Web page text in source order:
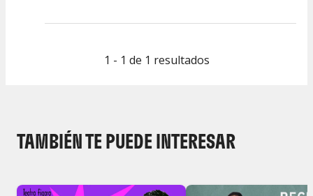
1 - 1 de 1 resultados
TAMBIÉN TE PUEDE INTERESAR